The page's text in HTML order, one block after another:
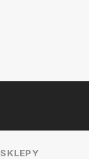
SKLEPY